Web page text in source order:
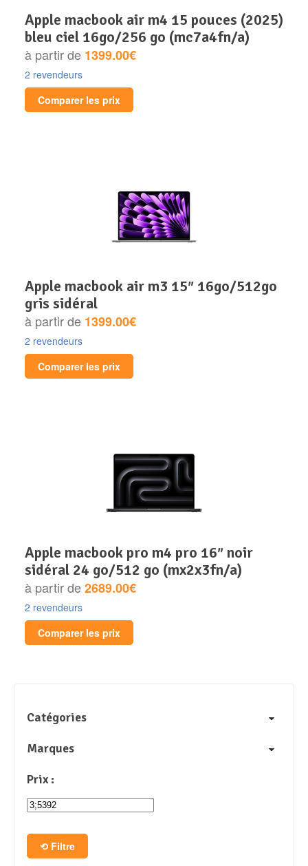
apple macbook air m4 15 pouces (2025)
bleu ciel 16go/256 go (mc7a4fn/a)
à partir de 1399.00€
2 revendeurs
Comparer les prix
apple macbook air m3 15″ 16go/512go
gris sidéral
à partir de 1399.00€
2 revendeurs
Comparer les prix
apple macbook pro m4 pro 16″ noir
sidéral 24 go/512 go (mx2x3fn/a)
à partir de2689.00€
2 revendeurs
Comparer les prix
Catégories
Marques
Prix :
Filtre